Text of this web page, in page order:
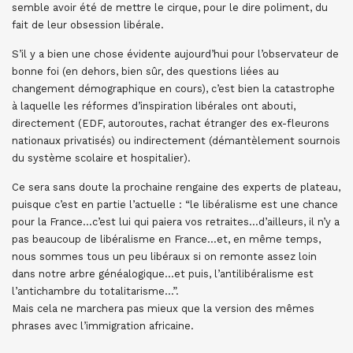
semble avoir été de mettre le cirque, pour le dire poliment, du
fait de leur obsession libérale.
S’il y a bien une chose évidente aujourd’hui pour l’observateur de
bonne foi (en dehors, bien sûr, des questions liées au
changement démographique en cours), c’est bien la catastrophe
à laquelle les réformes d’inspiration libérales ont abouti,
directement (EDF, autoroutes, rachat étranger des ex-fleurons
nationaux privatisés) ou indirectement (démantèlement sournois
du système scolaire et hospitalier).
Ce sera sans doute la prochaine rengaine des experts de plateau,
puisque c’est en partie l’actuelle : “le libéralisme est une chance
pour la France…c’est lui qui paiera vos retraites…d’ailleurs, il n’y a
pas beaucoup de libéralisme en France…et, en même temps,
nous sommes tous un peu libéraux si on remonte assez loin
dans notre arbre généalogique…et puis, l’antilibéralisme est
l’antichambre du totalitarisme…”.
Mais cela ne marchera pas mieux que la version des mêmes
phrases avec l’immigration africaine.